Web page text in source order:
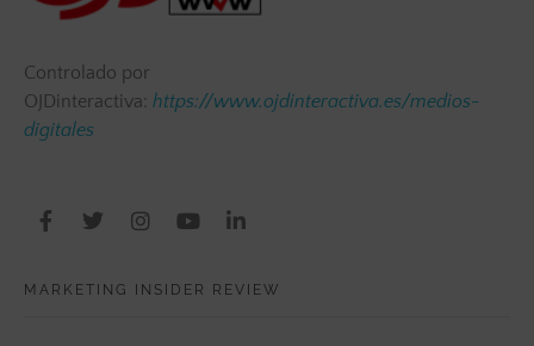
Controlado por
OJDinteractiva: https://www.ojdinteractiva.es/medios-
digitales
MARKETING INSIDER REVIEW